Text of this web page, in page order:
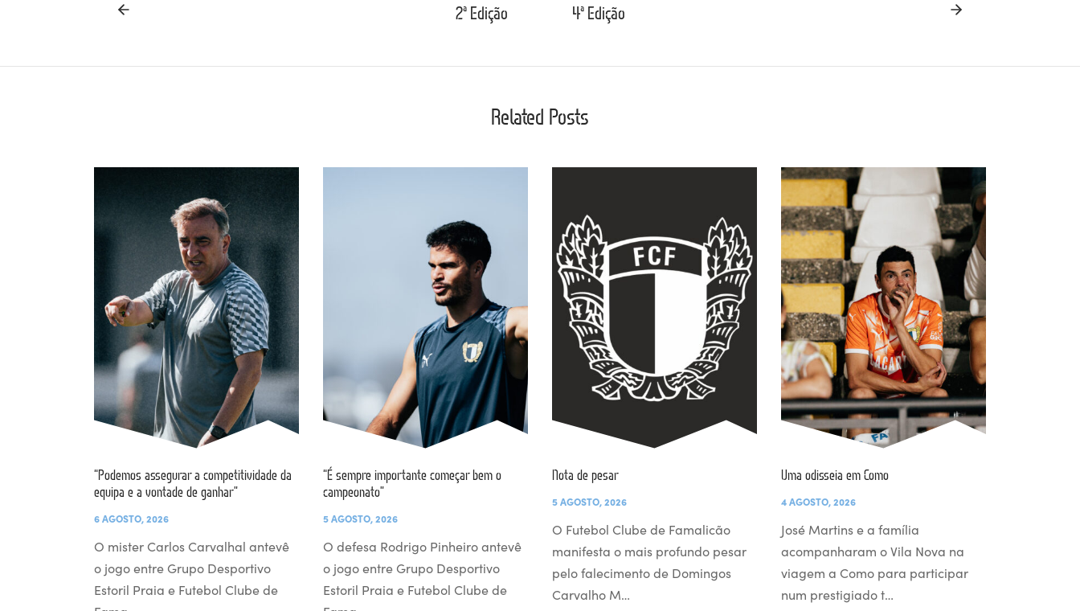
2ª Edição 4ª Edição
Related Posts
“Podemos assegurar a competitividade da
equipa e a vontade de ganhar”
6 AGOSTO, 2026
O mister Carlos Carvalhal antevê
o jogo entre Grupo Desportivo
Estoril Praia e Futebol Clube de
“É sempre importante começar bem o
campeonato”
5 AGOSTO, 2026
O defesa Rodrigo Pinheiro antevê
o jogo entre Grupo Desportivo
Estoril Praia e Futebol Clube de
Nota de pesar
5 AGOSTO, 2026
O Futebol Clube de Famalicão
manifesta o mais profundo pesar
pelo falecimento de Domingos
Carvalho M…
Uma odisseia em Como
4 AGOSTO, 2026
José Martins e a família
acompanharam o Vila Nova na
viagem a Como para participar
num prestigiado t…